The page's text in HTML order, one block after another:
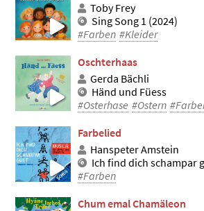
Toby Frey
Sing Song 1 (2024)
#Farben #Kleider
Oschterhaas
Gerda Bächli
Händ und Füess
#Osterhase #Ostern
Farbelied
Hanspeter Amstein
Ich find dich schampar
#Farben
Chum emal Chamäleon